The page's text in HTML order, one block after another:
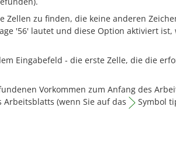
Zellen zu finden, die keine anderen
'56' lautet und diese Option aktiviert
Eingabefeld - die erste Zelle, die die
Vorkommen zum Anfang des
(wenn Sie auf das
Symbol